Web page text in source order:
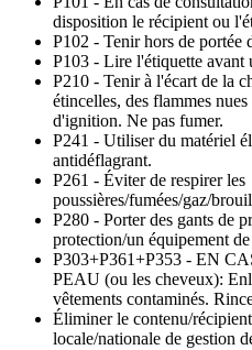
disposition le récipient ou
P102 - Tenir hors de portée
P103 - Lire l'étiquette avant
P210 - Tenir à l'écart de la
étincelles, des flammes
d'ignition. Ne pas fumer.
P241 - Utiliser du matériel
antidéflagrant.
P261 - Éviter de respirer les
poussières/fumées/gaz/
P280 - Porter des gants de
protection/un équipement
P303+P361+P353 - EN
PEAU (ou les cheveux):
vêtements contaminés.
Éliminer le contenu/
locale/nationale de gestion